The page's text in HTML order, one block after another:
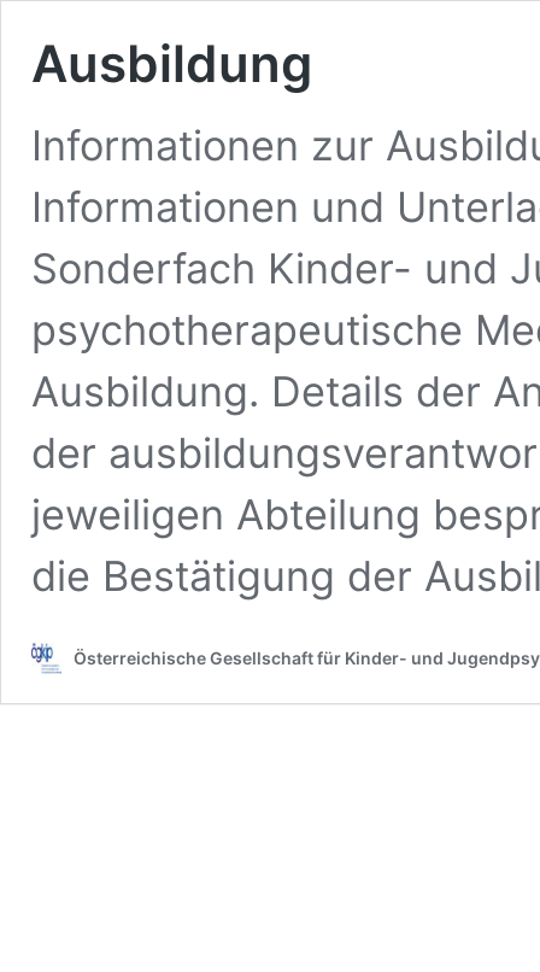
Ausbildung
Informationen zur
Informationen und
Sonderfach Kinder- und
psychotherapeutische
Ausbildung. Details der
der
jeweiligen Abteilung
die Bestätigung der
Österreichische Gesellschaft für Kinder- und